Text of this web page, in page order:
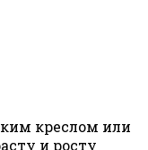
креслом или
и росту